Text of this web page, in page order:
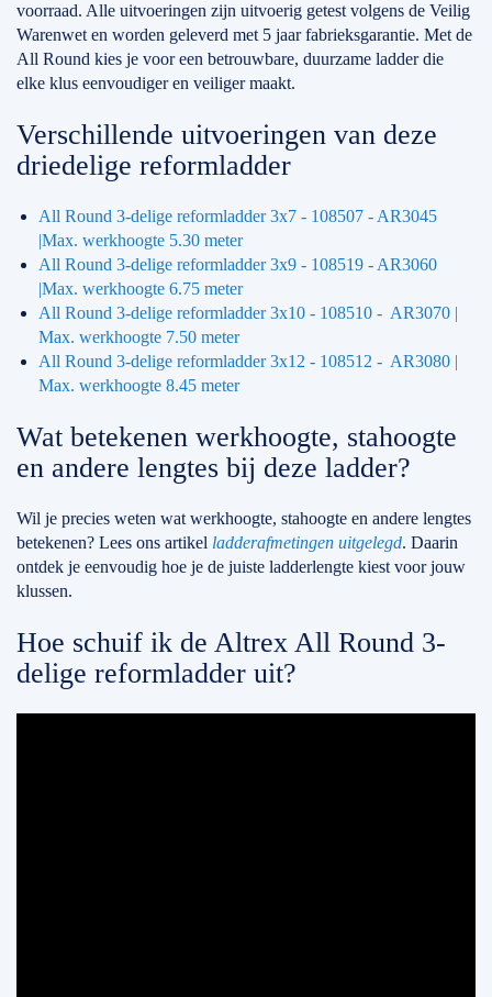
voorraad. Alle uitvoeringen zijn uitvoerig getest volgens de Veilig
Warenwet en worden geleverd met 5 jaar fabrieksgarantie. Met de
All Round kies je voor een betrouwbare, duurzame ladder die
elke klus eenvoudiger en veiliger maakt.
Verschillende uitvoeringen van deze
driedelige reformladder
All Round 3-delige reformladder 3x7 - 108507 - AR3045
|Max. werkhoogte 5.30 meter
All Round 3-delige reformladder 3x9 - 108519 - AR3060
|Max. werkhoogte 6.75 meter
All Round 3-delige reformladder 3x10 - 108510 - AR3070 |
Max. werkhoogte 7.50 meter
All Round 3-delige reformladder 3x12 - 108512 - AR3080 |
Max. werkhoogte 8.45 meter
Wat betekenen werkhoogte, stahoogte
en andere lengtes bij deze ladder?
Wil je precies weten wat werkhoogte, stahoogte en andere lengtes
betekenen? Lees ons artikel ladderafmetingen uitgelegd. Daarin
ontdek je eenvoudig hoe je de juiste ladderlengte kiest voor jouw
klussen.
Hoe schuif ik de Altrex All Round 3-
delige reformladder uit?